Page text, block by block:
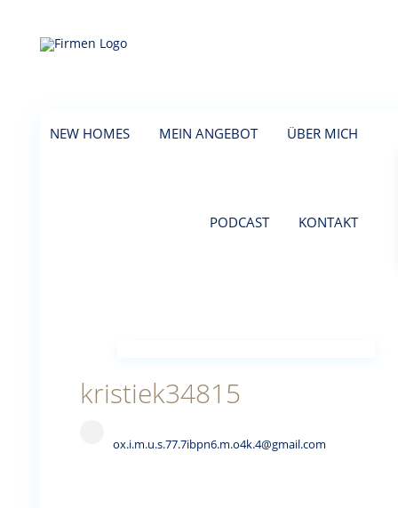
NEW HOMES MEIN ANGEBOT ÜBER MICH
PODCAST KONTAKT
kristiek34815
ox.i.m.u.s.77.7ibpn6.m.o4k.4@gmail.com